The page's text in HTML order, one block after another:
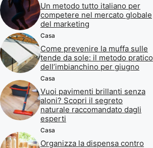
Un metodo tutto italiano per
competere nel mercato globale
del marketing
Casa
Come prevenire la muffa sulle
tende da sole: il metodo pratico
dell’imbianchino per giugno
Casa
Vuoi pavimenti brillanti senza
aloni? Scopri il segreto
naturale raccomandato dagli
esperti
Casa
Organizza la dispensa contro